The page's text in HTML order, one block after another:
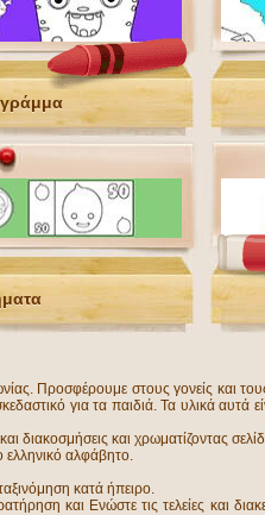
Προσφέρουμε στους γονείς και
για τα παιδιά. Τα υλικά
διακοσμήσεις και χρωματίζοντας
ελληνικό αλφάβητο.
κατά ήπειρο.
και Ενώστε τις τελείες και